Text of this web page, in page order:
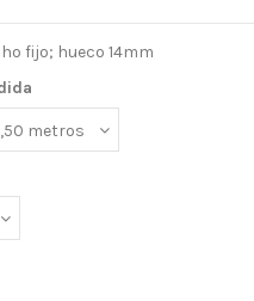
fijo; hueco 14mm